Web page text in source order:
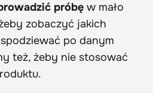
próbę w mało
zobaczyć jakich
po danym
też, żeby nie stosować